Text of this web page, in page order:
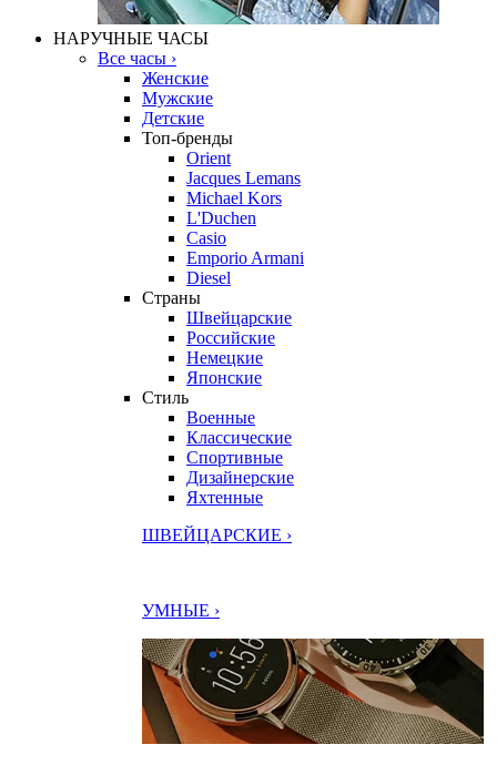
НАРУЧНЫЕ ЧАСЫ
Все часы ›
Женские
Мужские
Детские
Топ-бренды
Orient
Jacques Lemans
Michael Kors
L'Duchen
Casio
Emporio Armani
Diesel
Страны
Швейцарские
Российские
Немецкие
Японские
Стиль
Военные
Классические
Спортивные
Дизайнерские
Яхтенные
ШВЕЙЦАРСКИЕ ›
УМНЫЕ ›